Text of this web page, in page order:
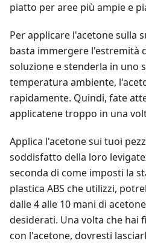
piatto per aree più ampie e
Per applicare l'acetone sulla
basta immergere l'estremità
soluzione e stenderla in uno
temperatura ambiente,
rapidamente. Quindi, fate
applicatene troppo in una
Applica l'acetone sui tuoi
soddisfatto della loro
seconda di come imposti la
plastica ABS che utilizzi,
dalle 4 alle 10 mani di
desiderati. Una volta che hai
con l'acetone, dovresti